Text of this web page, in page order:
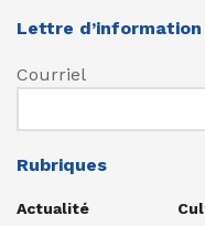
Lettre d’information
Courriel
Rubriques
Actualité